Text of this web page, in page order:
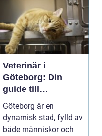
Veterinär i
Göteborg: Din
guide till
djursjukvård
Göteborg är en
dynamisk stad, fylld av
både människor och